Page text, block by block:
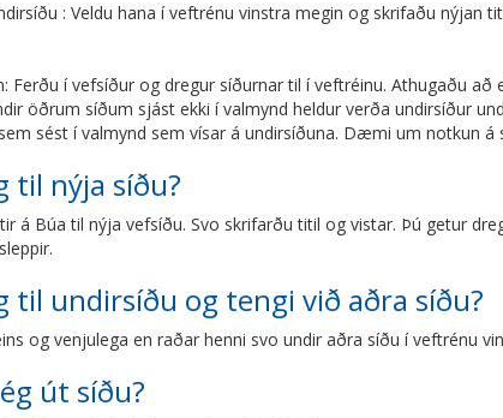
: Veldu hana í veftrénu vinstra megin og skrifaðu nýjan
Ferðu í vefsíður og dregur síðurnar til í veftréinu. Athugaðu
öðrum síðum sjást ekki í valmynd heldur verða undirsíður
sést í valmynd sem vísar á undirsíðuna. Dæmi um notkun
til nýja síðu?
á Búa til nýja vefsíðu. Svo skrifarðu titil og vistar. Þú getur
til undirsíðu og tengi við aðra síðu?
og venjulega en raðar henni svo undir aðra síðu í veftrénu
út síðu?